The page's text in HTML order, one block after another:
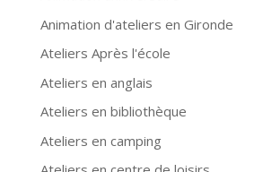
Animation d'ateliers en Gironde
Ateliers Après l'école
Ateliers en anglais
Ateliers en bibliothèque
Ateliers en camping